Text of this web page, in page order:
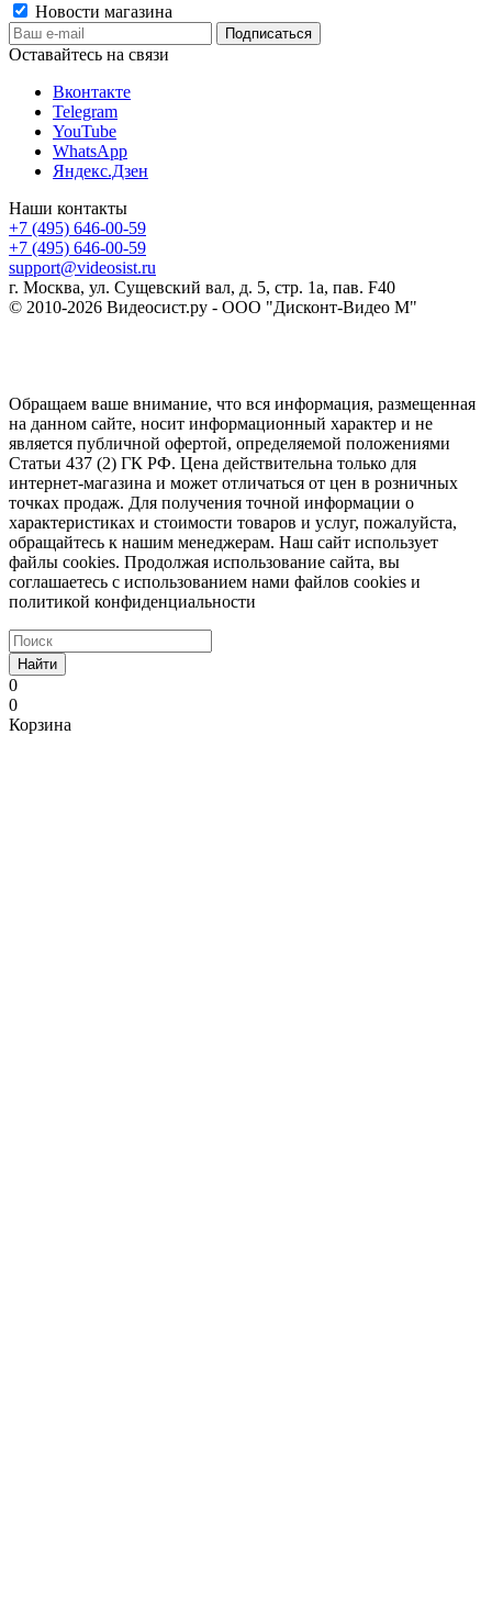
Новости магазина
Оставайтесь на связи
Вконтакте
Telegram
YouTube
WhatsApp
Яндекс.Дзен
Наши контакты
+7 (495) 646-00-59
+7 (495) 646-00-59
support@videosist.ru
г. Москва, ул. Сущевский вал, д. 5, стр. 1а, пав. F40
© 2010-2026 Видеосист.ру - ООО "Дисконт-Видео М"
Обращаем ваше внимание, что вся информация, размещенная
на данном сайте, носит информационный характер и не
является публичной офертой, определяемой положениями
Статьи 437 (2) ГК РФ. Цена действительна только для
интернет-магазина и может отличаться от цен в розничных
точках продаж. Для получения точной информации о
характеристиках и стоимости товаров и услуг, пожалуйста,
обращайтесь к нашим менеджерам. Наш сайт использует
файлы cookies. Продолжая использование сайта, вы
соглашаетесь с использованием нами файлов cookies и
политикой конфиденциальности
Найти
0
0
Корзина